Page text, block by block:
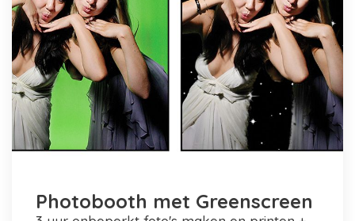
Photobooth met Greenscreen